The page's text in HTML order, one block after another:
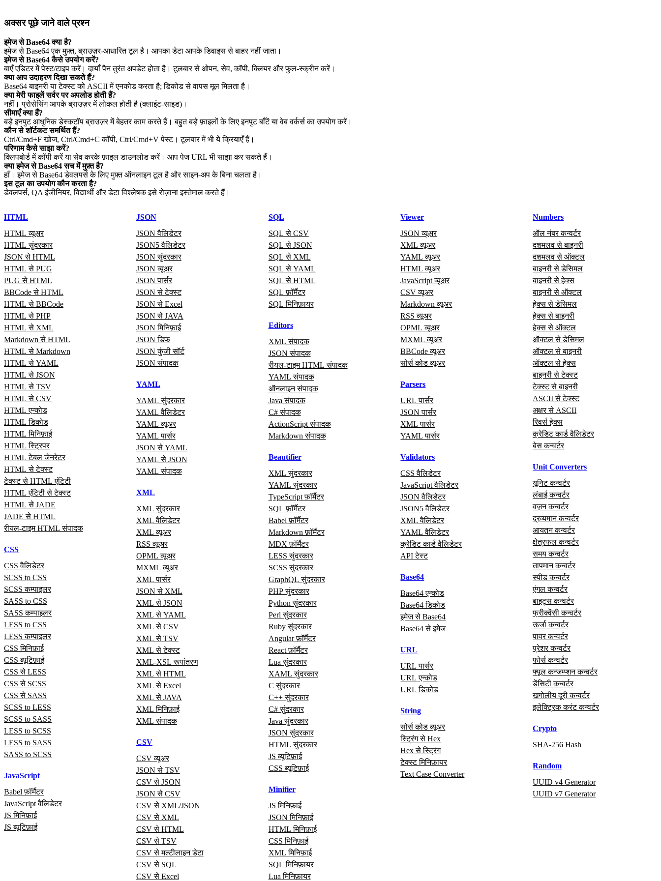
अक्सर पूछे जाने वाले प्रश्न
इमेज से Base64 क्या है?
इमेज से Base64 एक मुफ़्त, ब्राउज़र‑आधारित टूल है। आपका डेटा आपके डिवाइस से बाहर नहीं जाता।
इमेज से Base64 कैसे उपयोग करें?
बाएँ एडिटर में पेस्ट/टाइप करें। दायाँ पैन तुरंत अपडेट होता है। टूलबार से ओपन, सेव, कॉपी, क्लियर और फुल‑स्क्रीन करें।
क्या आप उदाहरण दिखा सकते हैं?
Base64 बाइनरी या टेक्स्ट को ASCII में एनकोड करता है; डिकोड से वापस मूल मिलता है।
क्या मेरी फाइलें सर्वर पर अपलोड होती हैं?
नहीं। प्रोसेसिंग आपके ब्राउज़र में लोकल होती है (क्लाइंट‑साइड)।
सीमाएँ क्या हैं?
बड़े इनपुट आधुनिक डेस्कटॉप ब्राउज़र में बेहतर काम करते हैं। बहुत बड़े फ़ाइलों के लिए इनपुट बाँटें या वेब वर्कर्स का उपयोग करें।
कौन से शॉर्टकट समर्थित हैं?
Ctrl/Cmd+F खोज, Ctrl/Cmd+C कॉपी, Ctrl/Cmd+V पेस्ट। टूलबार में भी ये क्रियाएँ हैं।
परिणाम कैसे साझा करें?
क्लिपबोर्ड में कॉपी करें या सेव करके फ़ाइल डाउनलोड करें। आप पेज URL भी साझा कर सकते हैं।
क्या इमेज से Base64 सच में मुफ़्त है?
हाँ। इमेज से Base64 डेवलपर्स के लिए मुफ़्त ऑनलाइन टूल है और साइन‑अप के बिना चलता है।
इस टूल का उपयोग कौन करता है?
डेवलपर्स, QA इंजीनियर, विद्यार्थी और डेटा विश्लेषक इसे रोज़ाना इस्तेमाल करते हैं।
HTML
HTML व्यूअर
HTML सुंदरकार
JSON से HTML
HTML से PUG
PUG से HTML
BBCode से HTML
HTML से BBCode
HTML से PHP
HTML से XML
Markdown से HTML
HTML से Markdown
HTML से YAML
HTML से JSON
HTML से TSV
HTML से CSV
HTML एन्कोड
HTML डिकोड
HTML मिनिफ़ाई
HTML स्ट्रिपर
HTML टेबल जेनरेटर
HTML से टेक्स्ट
टेक्स्ट से HTML एंटिटी
HTML एंटिटी से टेक्स्ट
HTML से JADE
JADE से HTML
रीयल‑टाइम HTML संपादक
CSS
CSS वैलिडेटर
SCSS to CSS
SCSS कम्पाइलर
SASS to CSS
SASS कम्पाइलर
LESS to CSS
LESS कम्पाइलर
CSS मिनिफ़ाई
CSS ब्यूटिफ़ाई
CSS से LESS
CSS से SCSS
CSS से SASS
SCSS to LESS
SCSS to SASS
LESS to SCSS
LESS to SASS
SASS to SCSS
JavaScript
Babel फ़ॉर्मैटर
JavaScript वैलिडेटर
JS मिनिफ़ाई
JS ब्यूटिफ़ाई
JSON
JSON वैलिडेटर
JSON5 वैलिडेटर
JSON सुंदरकार
JSON व्यूअर
JSON पार्सर
JSON से टेक्स्ट
JSON से Excel
JSON से JAVA
JSON मिनिफ़ाई
JSON डिफ
JSON कुंजी सॉर्ट
JSON संपादक
YAML
YAML सुंदरकार
YAML वैलिडेटर
YAML व्यूअर
YAML पार्सर
JSON से YAML
YAML से JSON
YAML संपादक
XML
XML सुंदरकार
XML वैलिडेटर
XML व्यूअर
RSS व्यूअर
OPML व्यूअर
MXML व्यूअर
XML पार्सर
JSON से XML
XML से JSON
XML से YAML
XML से CSV
XML से TSV
XML से टेक्स्ट
XML-XSL रूपांतरण
XML से HTML
XML से Excel
XML से JAVA
XML मिनिफ़ाई
XML संपादक
CSV
CSV व्यूअर
JSON से TSV
CSV से JSON
JSON से CSV
CSV से XML/JSON
CSV से XML
CSV से HTML
CSV से TSV
CSV से मल्टीलाइन डेटा
CSV से SQL
CSV से Excel
SQL
SQL से CSV
SQL से JSON
SQL से XML
SQL से YAML
SQL से HTML
SQL फ़ॉर्मैटर
SQL मिनिफ़ायर
Editors
XML संपादक
JSON संपादक
रीयल‑टाइम HTML संपादक
YAML संपादक
ऑनलाइन संपादक
Java संपादक
C# संपादक
ActionScript संपादक
Markdown संपादक
Beautifier
XML सुंदरकार
YAML सुंदरकार
TypeScript फ़ॉर्मैटर
SQL फ़ॉर्मैटर
Babel फ़ॉर्मैटर
Markdown फ़ॉर्मैटर
MDX फ़ॉर्मैटर
LESS सुंदरकार
SCSS सुंदरकार
GraphQL सुंदरकार
PHP सुंदरकार
Python सुंदरकार
Perl सुंदरकार
Ruby सुंदरकार
Angular फ़ॉर्मैटर
React फ़ॉर्मैटर
Lua सुंदरकार
XAML सुंदरकार
C सुंदरकार
C++ सुंदरकार
C# सुंदरकार
Java सुंदरकार
JSON सुंदरकार
HTML सुंदरकार
JS ब्यूटिफ़ाई
CSS ब्यूटिफ़ाई
Minifier
JS मिनिफ़ाई
JSON मिनिफ़ाई
HTML मिनिफ़ाई
CSS मिनिफ़ाई
XML मिनिफ़ाई
SQL मिनिफ़ायर
Lua मिनिफ़ायर
Viewer
JSON व्यूअर
XML व्यूअर
YAML व्यूअर
HTML व्यूअर
JavaScript व्यूअर
CSV व्यूअर
Markdown व्यूअर
RSS व्यूअर
OPML व्यूअर
MXML व्यूअर
BBCode व्यूअर
सोर्स कोड व्यूअर
Parsers
URL पार्सर
JSON पार्सर
XML पार्सर
YAML पार्सर
Validators
CSS वैलिडेटर
JavaScript वैलिडेटर
JSON वैलिडेटर
JSON5 वैलिडेटर
XML वैलिडेटर
YAML वैलिडेटर
क्रेडिट कार्ड वैलिडेटर
API टेस्ट
Base64
Base64 एन्कोड
Base64 डिकोड
इमेज से Base64
Base64 से इमेज
URL
URL पार्सर
URL एन्कोड
URL डिकोड
String
सोर्स कोड व्यूअर
स्ट्रिंग से Hex
Hex से स्ट्रिंग
टेक्स्ट मिनिफ़ायर
Text Case Converter
Numbers
ऑल नंबर कन्वर्टर
दशमलव से बाइनरी
दशमलव से ऑक्टल
बाइनरी से डेसिमल
बाइनरी से हेक्स
बाइनरी से ऑक्टल
हेक्स से डेसिमल
हेक्स से बाइनरी
हेक्स से ऑक्टल
ऑक्टल से डेसिमल
ऑक्टल से बाइनरी
ऑक्टल से हेक्स
बाइनरी से टेक्स्ट
टेक्स्ट से बाइनरी
ASCII से टेक्स्ट
अक्षर से ASCII
रिवर्स हेक्स
क्रेडिट कार्ड वैलिडेटर
बेस कन्वर्टर
Unit Converters
यूनिट कन्वर्टर
लंबाई कन्वर्टर
वज़न कन्वर्टर
द्रव्यमान कन्वर्टर
आयतन कन्वर्टर
क्षेत्रफल कन्वर्टर
समय कन्वर्टर
तापमान कन्वर्टर
स्पीड कन्वर्टर
एंगल कन्वर्टर
बाइट्स कन्वर्टर
फ्रीक्वेंसी कन्वर्टर
ऊर्जा कन्वर्टर
पावर कन्वर्टर
प्रेशर कन्वर्टर
फोर्स कन्वर्टर
फ्यूल कन्जम्प्शन कन्वर्टर
डेंसिटी कन्वर्टर
खगोलीय दूरी कन्वर्टर
इलेक्ट्रिक करंट कन्वर्टर
Crypto
SHA-256 Hash
Random
UUID v4 Generator
UUID v7 Generator